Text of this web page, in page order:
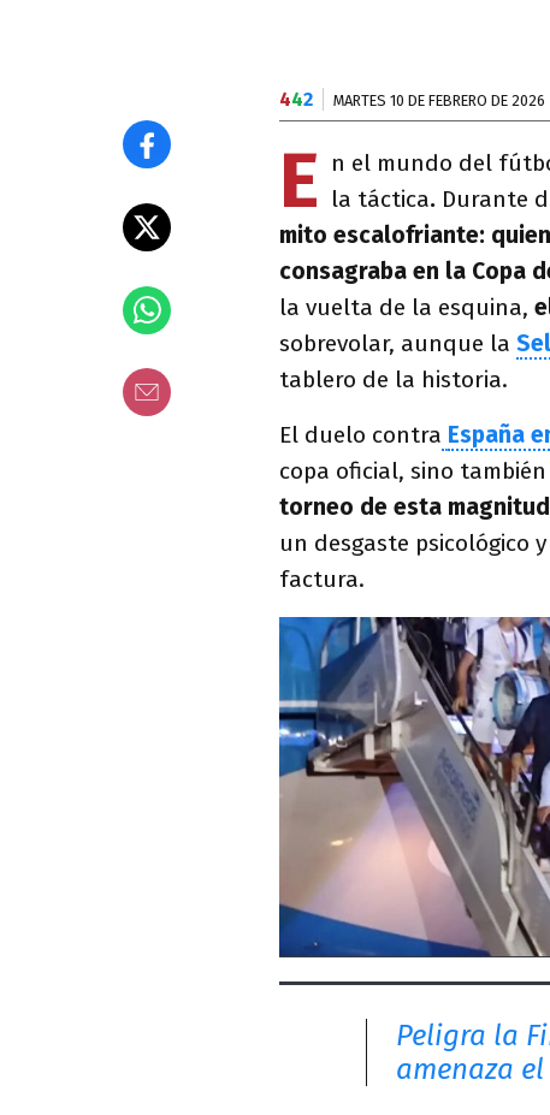
442 MARTES 10 DE FEBRERO DE 2026
E
n el mundo del
la táctica. Durante
mito escalofriante:
consagraba en la Copa
la vuelta de la esquina,
sobrevolar, aunque la
tablero de la historia.
El duelo contra España
copa oficial, sino
torneo de esta
un desgaste psicológico
factura.
Peligra la
amenaza